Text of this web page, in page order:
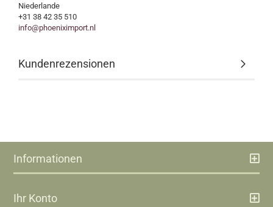
Niederlande
+31 38 42 35 510
info@phoeniximport.nl
Kundenrezensionen
Informationen
Ihr Konto